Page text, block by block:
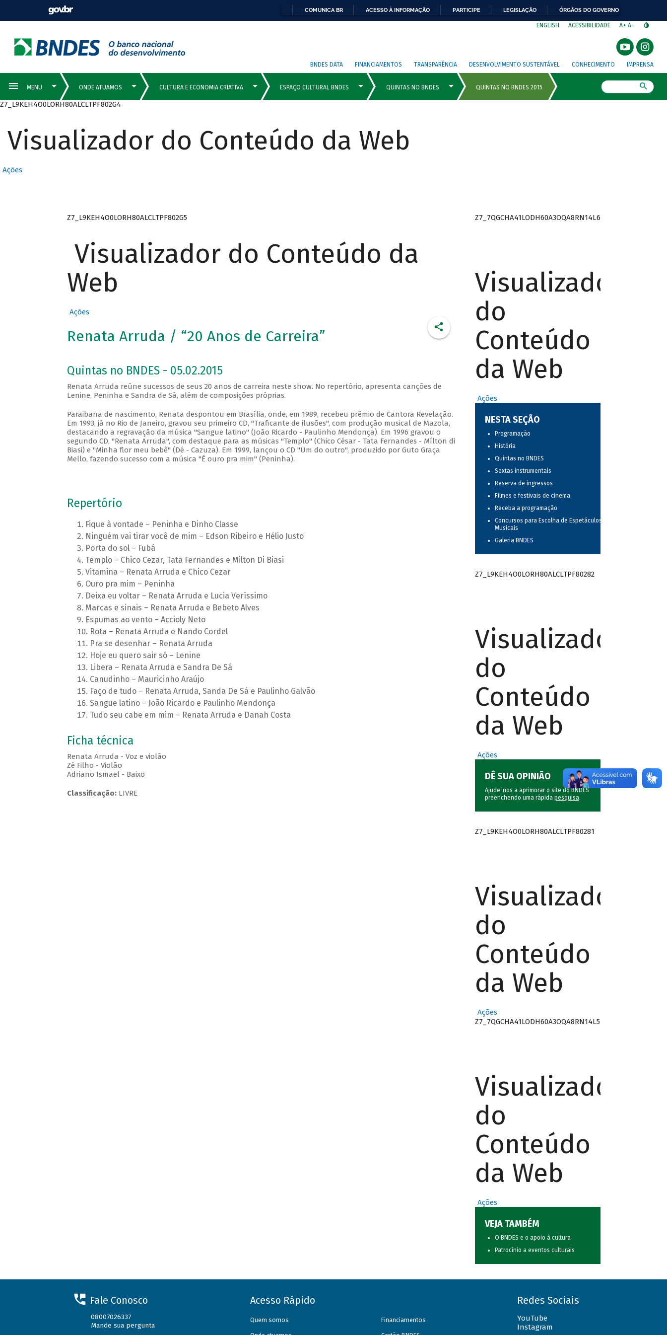
COMUNICA BR ACESSO À INFORMAÇÃO PARTICIPE LEGISLAÇÃO ÓRGÃOS DO GOVERNO
ENGLISH ACESSIBILIDADE A+ A-
BNDES DATA FINANCIAMENTOS TRANSPARÊNCIA DESENVOLVIMENTO SUSTENTÁVEL CONHECIMENTO IMPRENSA
Z7_L9KEH4O0LORH80ALCLTPF802G4
Visualizador do Conteúdo da Web
Ações
Z7_L9KEH4O0LORH80ALCLTPF802G5
Visualizador do Conteúdo da
Web
Ações
Renata Arruda / “20 Anos de Carreira”
Quintas no BNDES - 05.02.2015
Renata Arruda reúne sucessos de seus 20 anos de carreira neste show. No repertório, apresenta canções de
Lenine, Peninha e Sandra de Sá, além de composições próprias.
Paraibana de nascimento, Renata despontou em Brasília, onde, em 1989, recebeu prêmio de Cantora Revelação.
Em 1993, já no Rio de Janeiro, gravou seu primeiro CD, "Traficante de ilusões", com produção musical de Mazola,
destacando a regravação da música "Sangue latino" (João Ricardo - Paulinho Mendonça). Em 1996 gravou o
segundo CD, "Renata Arruda", com destaque para as músicas "Templo" (Chico César - Tata Fernandes - Mílton di
Biasi) e "Minha flor meu bebê" (Dé - Cazuza). Em 1999, lançou o CD "Um do outro", produzido por Guto Graça
Mello, fazendo sucesso com a música "É ouro pra mim" (Peninha).
Repertório
Fique à vontade – Peninha e Dinho Classe
Ninguém vai tirar você de mim – Edson Ribeiro e Hélio Justo
Porta do sol – Fubá
Templo – Chico Cezar, Tata Fernandes e Milton Di Biasi
Vitamina – Renata Arruda e Chico Cezar
Ouro pra mim – Peninha
Deixa eu voltar – Renata Arruda e Lucia Veríssimo
Marcas e sinais – Renata Arruda e Bebeto Alves
Espumas ao vento – Accioly Neto
Rota – Renata Arruda e Nando Cordel
Pra se desenhar – Renata Arruda
Hoje eu quero sair só – Lenine
Libera – Renata Arruda e Sandra De Sá
Canudinho – Mauricinho Araújo
Faço de tudo – Renata Arruda, Sanda De Sá e Paulinho Galvão
Sangue latino – João Ricardo e Paulinho Mendonça
Tudo seu cabe em mim – Renata Arruda e Danah Costa
Ficha técnica
Renata Arruda - Voz e violão
Zé Filho - Violão
Adriano Ismael - Baixo
Classificação:LIVRE
Z7_7QGCHA41LODH60A3OQA8RN14L6
Visualizador
do
Conteúdo
da Web
Ações
NESTA SEÇÃO
Programação
História
Quintas no BNDES
Sextas instrumentais
Reserva de ingressos
Filmes e festivais de cinema
Receba a programação
Concursos para Escolha de Espetáculos
Musicais
Galeria BNDES
Z7_L9KEH4O0LORH80ALCLTPF80282
Visualizador
do
Conteúdo
da Web
Ações
DÊ SUA OPINIÃO
Ajude-nos a aprimorar o site do BNDES
preenchendo uma rápida pesquisa.
Z7_L9KEH4O0LORH80ALCLTPF80281
Visualizador
do
Conteúdo
da Web
Ações
Z7_7QGCHA41LODH60A3OQA8RN14L5
Visualizador
do
Conteúdo
da Web
Ações
VEJA TAMBÉM
O BNDES e o apoio à cultura
Patrocínio a eventos culturais
Fale Conosco
08007026337
Mande sua pergunta
Acesso Rápido
Quem somos Financiamentos
Redes Sociais
YouTube
Instagram